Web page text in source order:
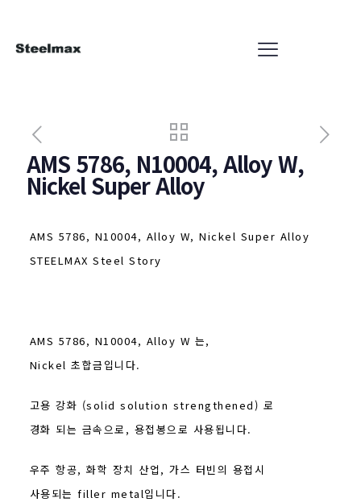
AMS 5786, N10004, Alloy W,
Nickel Super Alloy
AMS 5786, N10004, Alloy W, Nickel Super Alloy
STEELMAX Steel Story
AMS 5786, N10004, Alloy W 는,
Nickel 초합금입니다.
고용 강화 (solid solution strengthened) 로
경화 되는 금속으로, 용접봉으로 사용됩니다.
우주 항공, 화학 장치 산업, 가스 터빈의 용접시
사용되는 filler metal입니다.